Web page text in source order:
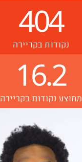
404
נקודות בקריירה
16.2
ממוצע נקודות בקריירה